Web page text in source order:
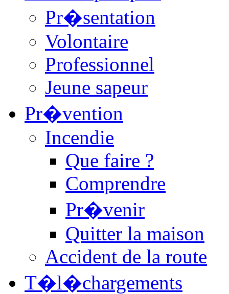
Pr�sentation
Volontaire
Professionnel
Jeune sapeur
Pr�vention
Incendie
Que faire ?
Comprendre
Pr�venir
Quitter la maison
Accident de la route
T�l�chargements